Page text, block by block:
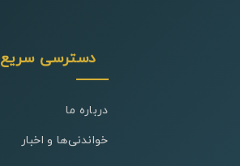
دسترسی سریع
درباره ما
خواندنی‌ها و اخبار